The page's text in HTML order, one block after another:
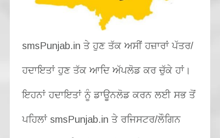
smsPunjab.in ਤੇ ਹੁਣ ਤੱਕ ਅਸੀਂ ਹਜ਼ਾਰਾਂ ਪੱਤਰ/
ਹਦਾਇਤਾਂ ਹੁਣ ਤੱਕ ਆਦਿ ਅੱਪਲੋਡ ਕਰ ਚੁੱਕੇ ਹਾਂ।
ਇਹਨਾਂ ਹਦਾਇਤਾਂ ਨੂੰ ਡਾਊਨਲੋਡ ਕਰਨ ਲਈ ਸਭ ਤੋਂ
ਪਹਿਲਾਂ smsPunjab.in ਤੇ ਰਜਿਸਟਰ/ਲੌਗਿਨ